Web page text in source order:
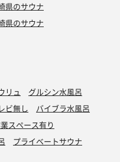
県のサウナ
県のサウナ
リュ
グルシン水風呂
ビ無し
バイブラ水風呂
スペース有り
プライベートサウナ